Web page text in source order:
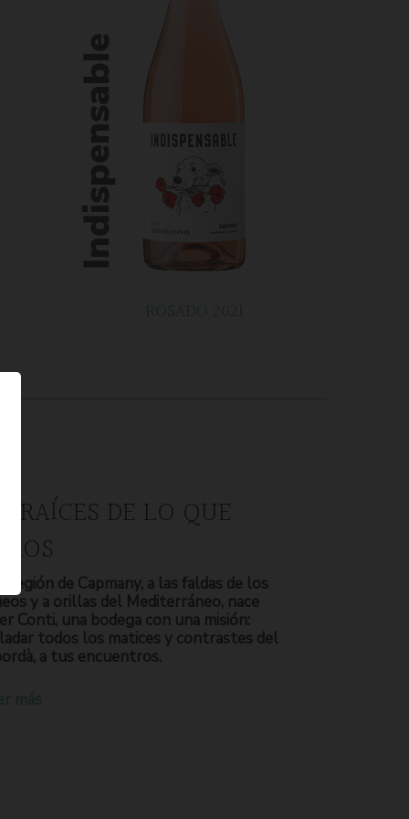
RAÍCES DE LO QUE
región de Capmany, a las faldas de los
y a orillas del Mediterráneo, nace
Conti, una bodega con una misión:
todos los matices y contrastes del
a tus encuentros.